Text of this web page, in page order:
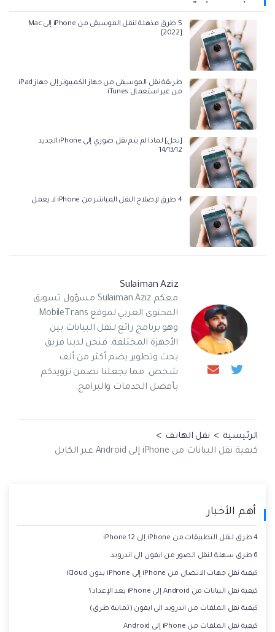
5 طرق مذهلة لنقل الموسيقى من iPhone إلى Mac
[2022]
طريقة نقل الموسيقى من جهاز الكمبيوتر إلى جهاز iPad
من غير استعمال iTunes
[تحل] لماذا لم يتم نقل صوري إلى iPhone الجديد
14/13/12
4 طرق لإصلاح النقل المباشر من iPhone لا يعمل
Sulaiman Aziz
معكم Sulaiman Aziz مسؤول تسويق
المحتوى العربي لموقع MobileTrans.
وهو برنامج رائع لنقل البيانات بين
الأجهزة المختلفة. فنحن لدينا فريق
بحث وتطوير يضم أكثر من ألف
شخص. مما يجعلنا نضمن تزويدكم
بأفضل الخدمات والبرامج.
الرئيسية > نقل الهاتف >
كيفية نقل البيانات من iPhone إلى Android عبر الكابل
أهم الأخبار
4 طرق لنقل التطبيقات من iPhone إلى iPhone 12
6 طرق سهلة لنقل الصور من ايفون الى اندرويد
كيفية نقل جهات الاتصال من iPhone إلى iPhone بدون iCloud
كيفية نقل البيانات من Android إلى iPhone بعد الإعداد؟
كيفية نقل الملفات من اندرويد الى ايفون (ثمانية طرق)
كيفية نقل الملفات من iPhone إلى Android